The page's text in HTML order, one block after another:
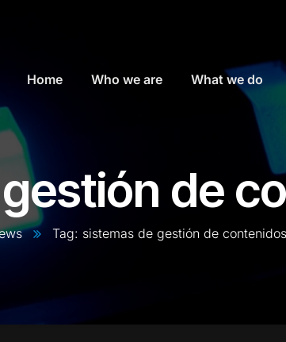
Home Who we are What we do
de
Tag: sistemas de gestión de contenidos